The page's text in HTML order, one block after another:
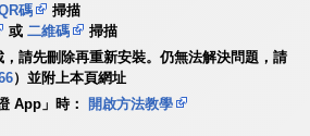
碼
掃描
或二維碼
掃描
請先刪除再重新安裝。仍無法解決問題，請
）並附上本頁網址
App」時：
開啟方法教學